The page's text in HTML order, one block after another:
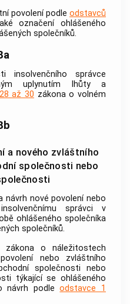
povolení podle odstavců
označení ohlášeného
společníků.
insolvenčního správce
uplynutím lhůty a
až 30 zákona o volném
a nového zvláštního
společnosti nebo
návrh nové povolení nebo
insolvenčnímu správci v
ohlášeného společníka
společníků.
zákona o náležitostech
nebo zvláštního
společnosti nebo
týkající se ohlášeného
návrh podleodstavce 1